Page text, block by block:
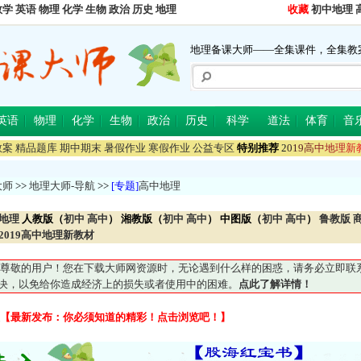
学 英语 物理 化学 生物 政治 历史 地理 收藏 初中地理
地理备课大师——全集课件，全集教
语 物理 化学 生物 政治 历史 科学 道法 体育 音
精品题库 期中期末 暑假作业 寒假作业 公益专区 特别推荐 2019高中地理新
师 >> 地理大师-导航 >> [专题]高中地理
理 人教版（初中 高中 ） 湘教版（初中 高中 ） 中图版（初中 高中 ） 鲁教版
高中地理新教材
尊敬的用户！您在下载大师网资源时，无论遇到什么样的困惑，请务必立即联
，以免给你造成经济上的损失或者使用中的困难。 点此了解详情！
【最新发布：你必须知道的精彩！点击浏览吧！】